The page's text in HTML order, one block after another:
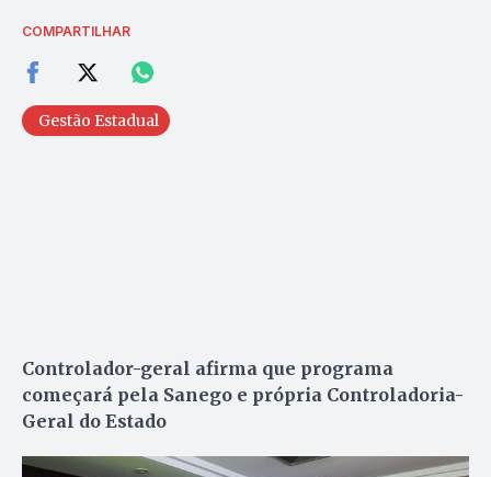
COMPARTILHAR
Gestão Estadual
Controlador-geral afirma que programa
começará pela Sanego e própria Controladoria-
Geral do Estado